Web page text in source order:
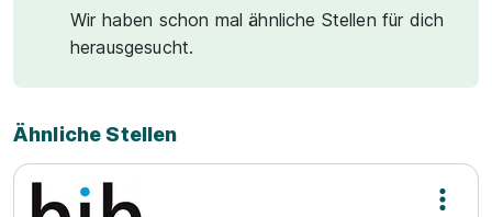
Wir haben schon mal ähnliche Stellen für dich
herausgesucht.
Ähnliche Stellen